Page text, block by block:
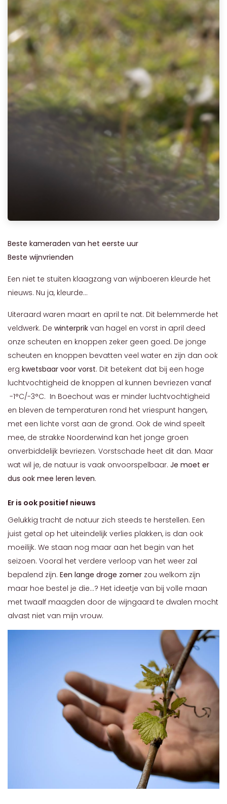
Beste kameraden van het eerste uur
Beste wijnvrienden
Een niet te stuiten klaagzang van wijnboeren kleurde het
nieuws. Nu ja, kleurde...
Uiteraard waren maart en april te nat. Dit belemmerde het
veldwerk. De winterprik van hagel en vorst in april deed
onze scheuten en knoppen zeker geen goed. De jonge
scheuten en knoppen bevatten veel water en zijn dan ook
erg kwetsbaar voor vorst. Dit betekent dat bij een hoge
luchtvochtigheid de knoppen al kunnen bevriezen vanaf
-1°C/-3°C. In Boechout was er minder luchtvochtigheid
en bleven de temperaturen rond het vriespunt hangen,
met een lichte vorst aan de grond. Ook de wind speelt
mee, de strakke Noorderwind kan het jonge groen
onverbiddelijk bevriezen. Vorstschade heet dit dan. Maar
wat wil je, de natuur is vaak onvoorspelbaar. Je moet er
dus ook mee leren leven.
Er is ook positief nieuws
Gelukkig tracht de natuur zich steeds te herstellen. Een
juist getal op het uiteindelijk verlies plakken, is dan ook
moeilijk. We staan nog maar aan het begin van het
seizoen. Vooral het verdere verloop van het weer zal
bepalend zijn. Een lange droge zomer zou welkom zijn
maar hoe bestel je die...? Het ideetje van bij volle maan
met twaalf maagden door de wijngaard te dwalen mocht
alvast niet van mijn vrouw.